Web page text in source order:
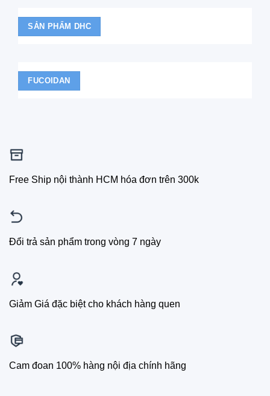
SẢN PHẨM DHC
FUCOIDAN
Free Ship nội thành HCM hóa đơn trên 300k
Đổi trả sản phẩm trong vòng 7 ngày
Giảm Giá đặc biệt cho khách hàng quen
Cam đoan 100% hàng nội địa chính hãng